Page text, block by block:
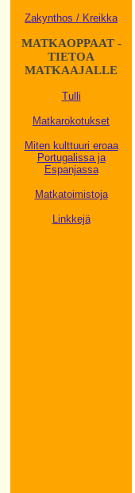
Zakynthos / Kreikka
MATKAOPPAAT -
TIETOA
MATKAAJALLE
Tulli
Matkarokotukset
Miten kulttuuri eroaa
Portugalissa ja
Espanjassa
Matkatoimistoja
Linkkejä